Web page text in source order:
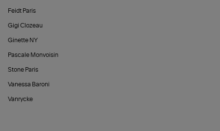
Feidt Paris
Gigi Clozeau
Ginette NY
Pascale Monvoisin
Stone Paris
Vanessa Baroni
Vanrycke